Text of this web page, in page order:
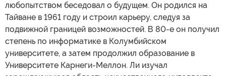
любопытством беседовал о будущем. Он родился на
Тайване в 1961 году и строил карьеру, следуя за
подвижной границей возможностей. В 80-е он получил
степень по информатике в Колумбийском
университете, а затем продолжил образование в
Университете Карнеги-Меллон. Ли изучал